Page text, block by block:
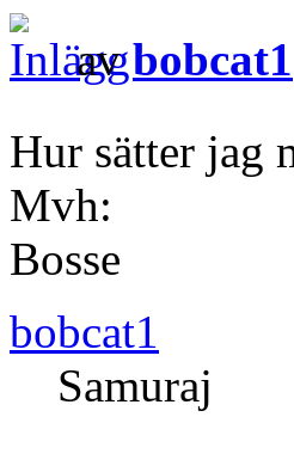
avbobcat1
Hur sätter jag
Mvh:
Bosse
bobcat1
Samuraj